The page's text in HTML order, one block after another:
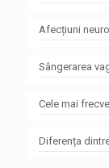
Afecțiuni
Sângerarea
Cele mai
Diferența